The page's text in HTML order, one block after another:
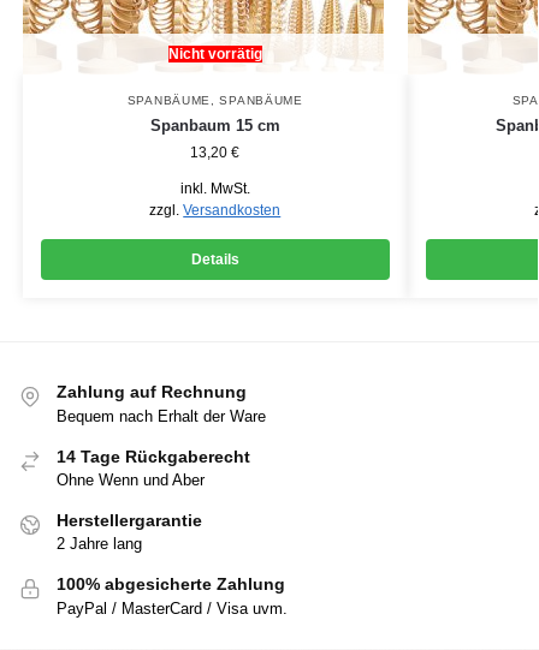
Nicht vorrätig
SPANBÄUME,SPANBÄUME
Spanbaum 15 cm
13,20€
inkl. MwSt.
zzgl.Versandkosten
Details
Zahlung auf Rechnung
Bequem nach Erhalt der Ware
14 Tage Rückgaberecht
Ohne Wenn und Aber
Herstellergarantie
2 Jahre lang
100% abgesicherte Zahlung
PayPal / MasterCard / Visa uvm.